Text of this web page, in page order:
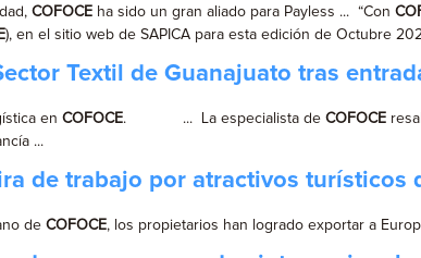
COFOCE ha sido un gran aliado para Payless ... “Con
), en el sitio web de SAPICA para esta edición de Octubre
Textil de Guanajuato tras
en COFOCE. ... La especialista de COFOCE
...
de trabajo por atractivos turísticos
de COFOCE, los propietarios han logrado exportar a